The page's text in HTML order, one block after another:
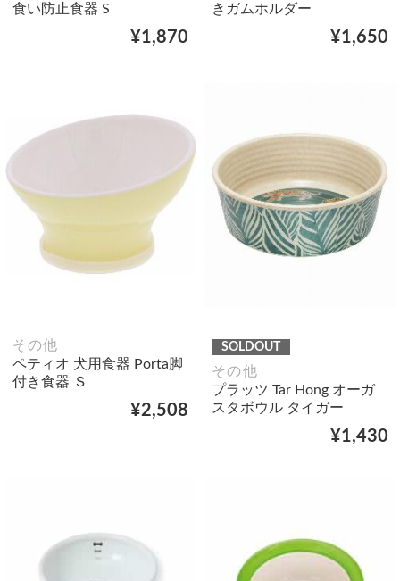
食い防止食器 S
¥1,870
きガムホルダー
¥1,650
その他
ペティオ 犬用食器 Porta脚
付き食器 Ｓ
¥2,508
SOLDOUT
その他
プラッツ Tar Hong オーガ
スタボウル タイガー
¥1,430